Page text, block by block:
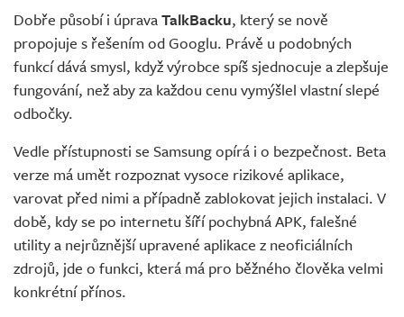
Dobře působí i úpravaTalkBacku, který se nově
propojuje s řešením od Googlu. Právě u podobných
funkcí dává smysl, když výrobce spíš sjednocuje a zlepšuje
fungování, než aby za každou cenu vymýšlel vlastní slepé
odbočky.
Vedle přístupnosti se Samsung opírá i o bezpečnost. Beta
verze má umět rozpoznat vysoce rizikové aplikace,
varovat před nimi a případně zablokovat jejich instalaci. V
době, kdy se po internetu šíří pochybná APK, falešné
utility a nejrůznější upravené aplikace z neoficiálních
zdrojů, jde o funkci, která má pro běžného člověka velmi
konkrétní přínos.